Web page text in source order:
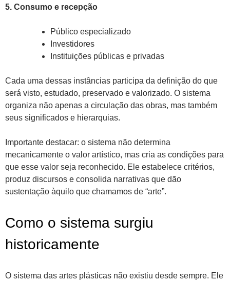
5. Consumo e recepção
Público especializado
Investidores
Instituições públicas e privadas
Cada uma dessas instâncias participa da definição do que
será visto, estudado, preservado e valorizado. O sistema
organiza não apenas a circulação das obras, mas também
seus significados e hierarquias.
Importante destacar: o sistema não determina
mecanicamente o valor artístico, mas cria as condições para
que esse valor seja reconhecido. Ele estabelece critérios,
produz discursos e consolida narrativas que dão
sustentação àquilo que chamamos de “arte”.
Como o sistema surgiu
historicamente
O sistema das artes plásticas não existiu desde sempre. Ele